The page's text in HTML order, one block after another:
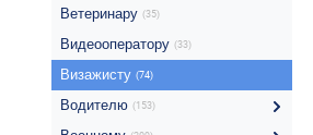
Ветеринару (35)
Видеооператору (33)
Визажисту (74)
Водителю (153)